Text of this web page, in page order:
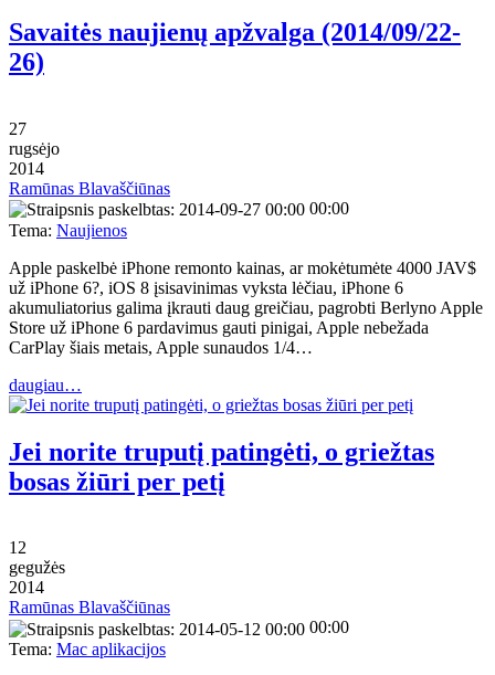
Savaitės naujienų apžvalga (2014/09/22-
26)
27
rugsėjo
2014
Ramūnas Blavaščiūnas
00:00
Tema: Naujienos
Apple paskelbė iPhone remonto kainas, ar mokėtumėte 4000 JAV$
už iPhone 6?, iOS 8 įsisavinimas vyksta lėčiau, iPhone 6
akumuliatorius galima įkrauti daug greičiau, pagrobti Berlyno Apple
Store už iPhone 6 pardavimus gauti pinigai, Apple nebežada
CarPlay šiais metais, Apple sunaudos 1/4…
daugiau…
Jei norite truputį patingėti, o griežtas
bosas žiūri per petį
12
gegužės
2014
Ramūnas Blavaščiūnas
00:00
Tema: Mac aplikacijos